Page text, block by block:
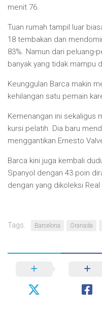
menit 76.
Tuan rumah tampil luar
18 tembakan dan
83%. Namun dari peluang-
banyak yang tidak mampu
Keunggulan Barca makin
kehilangan satu pemain
Kemenangan ini sekaligus
kursi pelatih. Dia baru
menggantikan Ernesto
Barca kini juga kembali
Spanyol dengan 43 poin
dengan yang dikoleksi Real
Tags: Barcelona Granada